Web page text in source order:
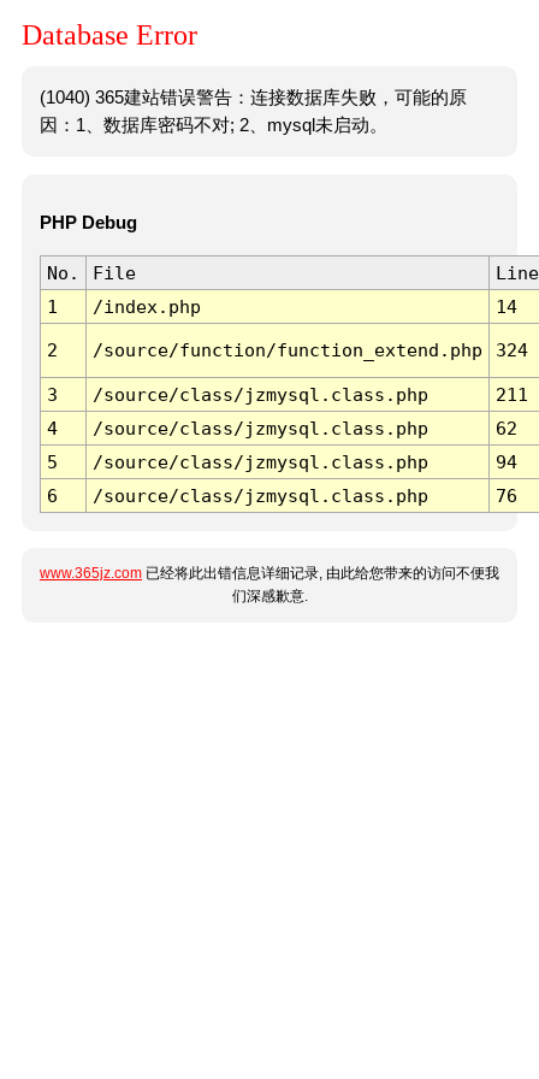
Database Error
(1040) 365建站错误警告：连接数据库失败，可能的原
因：1、数据库密码不对; 2、mysql未启动。
PHP Debug
No. File
Line
1
/index.php 14
2 /source/function/function_extend.php 324
3 /source/class/jzmysql.class.php
211
4
/source/class/jzmysql.class.php
62
5
/source/class/jzmysql.class.php
94
6
/source/class/jzmysql.class.php 76
www.365jz.com 已经将此出错信息详细记录, 由此给您带来的访问不便我
们深感歉意.